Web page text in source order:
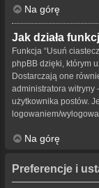
Na górę
Jak działa
Funkcja “Usuń
phpBB dzięki, którym
Dostarczają one
administratora witryny
użytkownika postów.
logowaniem/
Na górę
Preferencje i